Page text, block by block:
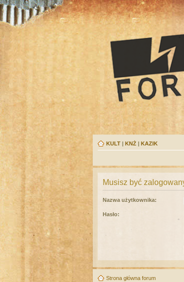
KULT | KNŻ | KAZIK
Musisz być
Nazwa użytkownika:
Hasło:
Strona główna forum